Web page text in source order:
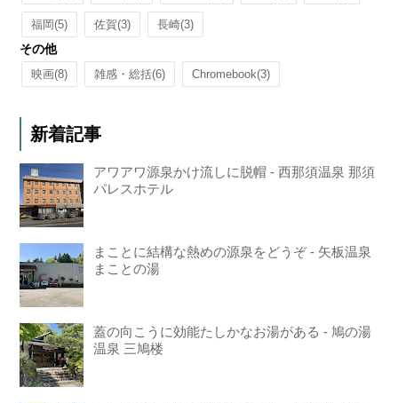
福岡(5) 佐賀(3) 長崎(3)
その他
映画(8) 雑感・総括(6) Chromebook(3)
新着記事
アワアワ源泉かけ流しに脱帽 - 西那須温泉 那須
パレスホテル
まことに結構な熱めの源泉をどうぞ - 矢板温泉
まことの湯
蓋の向こうに効能たしかなお湯がある - 鳩の湯
温泉 三鳩楼